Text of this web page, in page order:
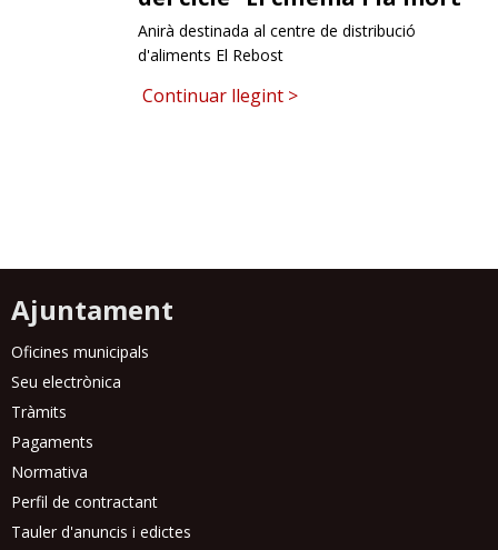
RESPONSABILITAT SOCIALAnirà destinada al centre de distribució
d'aliments El Rebost
Continuar llegint >
Ajuntament
Oficines municipals
Seu electrònica
Tràmits
Pagaments
Normativa
Perfil de contractant
Tauler d'anuncis i edictes